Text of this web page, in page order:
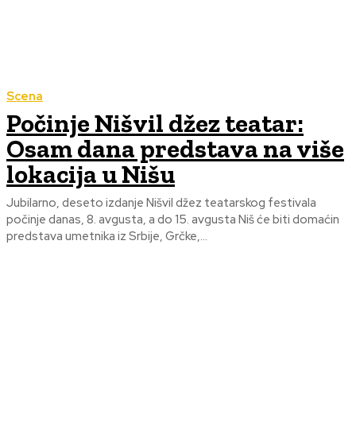
Scena
Počinje Nišvil džez teatar:
Osam dana predstava na više
lokacija u Nišu
Jubilarno, deseto izdanje Nišvil džez teatarskog festivala
počinje danas, 8. avgusta, a do 15. avgusta Niš će biti domaćin
predstava umetnika iz Srbije, Grčke,...